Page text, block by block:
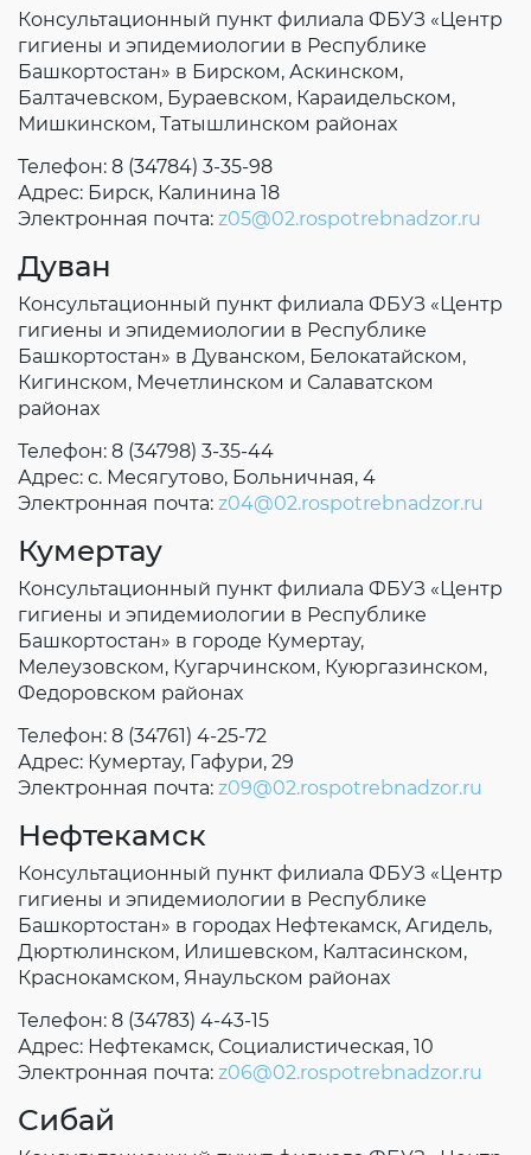
Консультационный пункт филиала ФБУЗ «Центр
гигиены и эпидемиологии в Республике
Башкортостан» в Бирском, Аскинском,
Балтачевском, Бураевском, Караидельском,
Мишкинском, Татышлинском районах
Телефон: 8 (34784) 3-35-98
Адрес: Бирск, Калинина 18
Электронная почта: z05@02.rospotrebnadzor.ru
Дуван
Консультационный пункт филиала ФБУЗ «Центр
гигиены и эпидемиологии в Республике
Башкортостан» в Дуванском, Белокатайском,
Кигинском, Мечетлинском и Салаватском
районах
Телефон: 8 (34798) 3-35-44
Адрес: с. Месягутово, Больничная, 4
Электронная почта: z04@02.rospotrebnadzor.ru
Кумертау
Консультационный пункт филиала ФБУЗ «Центр
гигиены и эпидемиологии в Республике
Башкортостан» в городе Кумертау,
Мелеузовском, Кугарчинском, Куюргазинском,
Федоровском районах
Телефон: 8 (34761) 4-25-72
Адрес: Кумертау, Гафури, 29
Электронная почта: z09@02.rospotrebnadzor.ru
Нефтекамск
Консультационный пункт филиала ФБУЗ «Центр
гигиены и эпидемиологии в Республике
Башкортостан» в городах Нефтекамск, Агидель,
Дюртюлинском, Илишевском, Калтасинском,
Краснокамском, Янаульском районах
Телефон: 8 (34783) 4-43-15
Адрес: Нефтекамск, Социалистическая, 10
Электронная почта: z06@02.rospotrebnadzor.ru
Сибай